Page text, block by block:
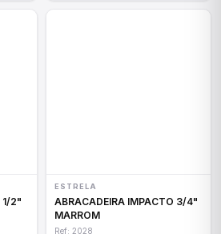
ESTRELA
ABRACADEIRA IMPACTO 3/4"
MARROM
Ref: 2028